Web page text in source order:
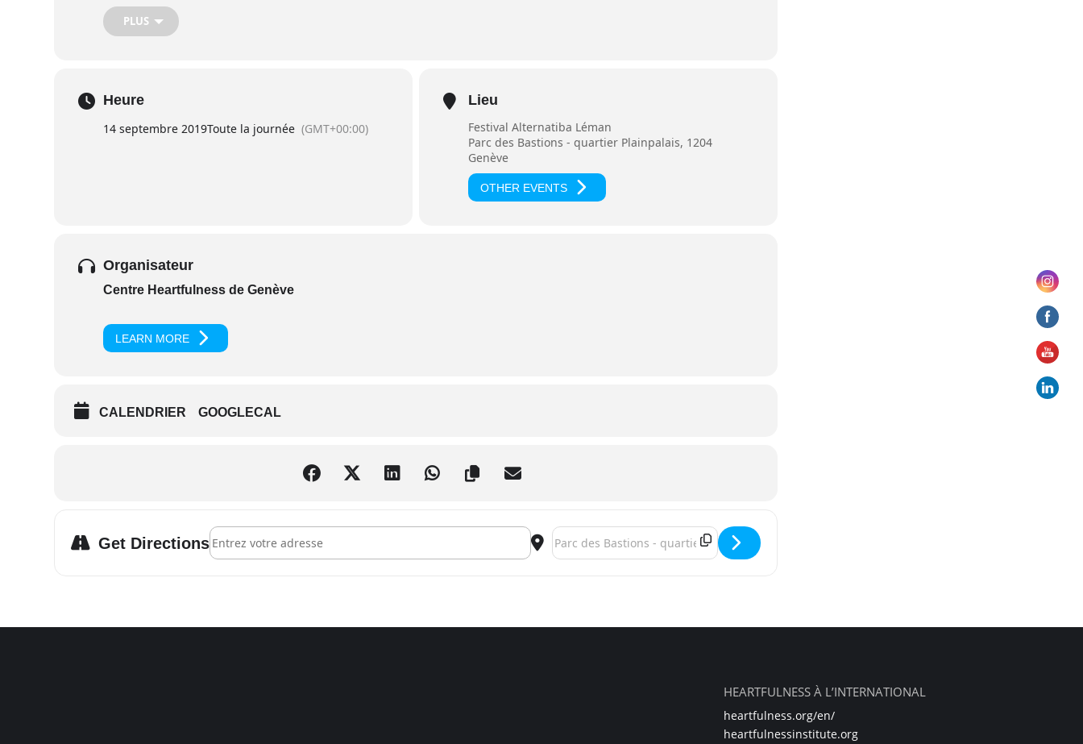
Contact : 079 617 02 42
Site Facebook Alternatiba
Détails de l’événement
PLUS
Heure
14 septembre 2019Toute la journée (GMT+00:00)
Lieu
Festival Alternatiba Léman
Parc des Bastions - quartier Plainpalais, 1204
Genève
OTHER EVENTS
Organisateur
Centre Heartfulness de Genève
LEARN MORE
CALENDRIER GOOGLECAL
Get DirectionsAddress - Heartfulness au Festival Alternatiba [] Destination Address - Heartfulness au Festival Alternatiba []
HEARTFULNESS À L’INTERNATIONAL
heartfulness.org/en/
heartfulnessinstitute.org